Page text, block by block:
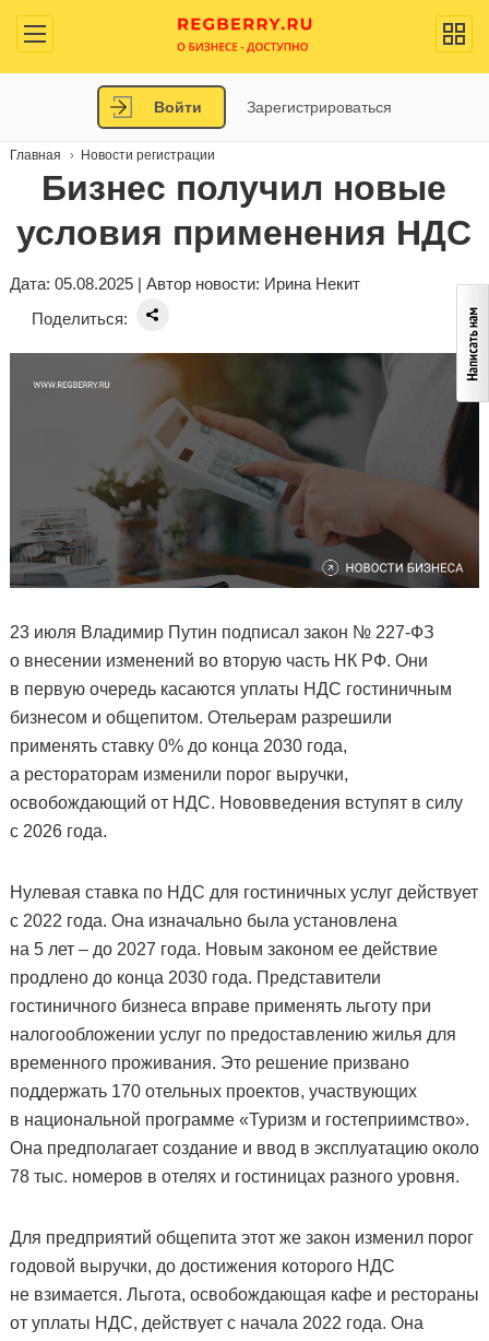
Войти Зарегистрироваться
Главная Новости регистрации
Бизнес получил новые
условия применения НДС
Дата: 05.08.2025 | Автор новости: Ирина Некит
Поделиться:
23 июля Владимир Путин подписал закон № 227-ФЗ
о внесении изменений во вторую часть НК РФ. Они
в первую очередь касаются уплаты НДС гостиничным
бизнесом и общепитом. Отельерам разрешили
применять ставку 0% до конца 2030 года,
а рестораторам изменили порог выручки,
освобождающий от НДС. Нововведения вступят в силу
с 2026 года.
Нулевая ставка по НДС для гостиничных услуг действует
с 2022 года. Она изначально была установлена
на 5 лет – до 2027 года. Новым законом ее действие
продлено до конца 2030 года. Представители
гостиничного бизнеса вправе применять льготу при
налогообложении услуг по предоставлению жилья для
временного проживания. Это решение призвано
поддержать 170 отельных проектов, участвующих
в национальной программе «Туризм и гостеприимство».
Она предполагает создание и ввод в эксплуатацию около
78 тыс. номеров в отелях и гостиницах разного уровня.
Для предприятий общепита этот же закон изменил порог
годовой выручки, до достижения которого НДС
не взимается. Льгота, освобождающая кафе и рестораны
от уплаты НДС, действует с начала 2022 года. Она